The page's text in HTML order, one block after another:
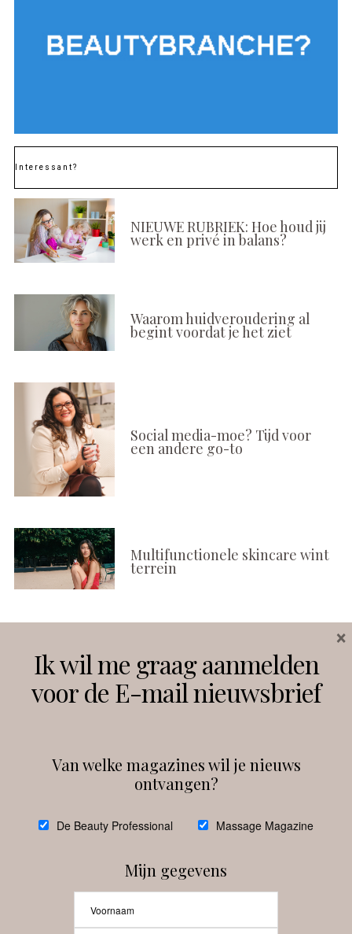
Interessant?
NIEUWE RUBRIEK: Hoe houd jij
werk en privé in balans?
Waarom huidveroudering al
begint voordat je het ziet
Social media-moe? Tijd voor
een andere go-to
Multifunctionele skincare wint
terrein
Instagram Facebook
debeautyprofessional
Ik wil me graag aanmelden
voor de E-mail nieuwsbrief
Van welke magazines wil je nieuws
ontvangen?
De Beauty Professional Massage Magazine
Mijn gegevens
×